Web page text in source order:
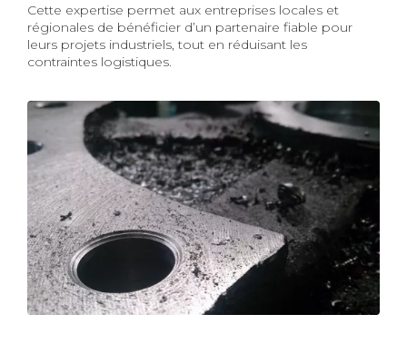
Cette expertise permet aux entreprises locales et
régionales de bénéficier d’un partenaire fiable pour
leurs projets industriels, tout en réduisant les
contraintes logistiques.